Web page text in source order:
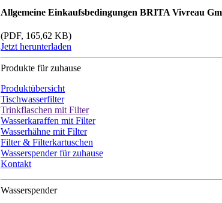
Allgemeine Einkaufsbedingungen BRITA Vivreau
(PDF, 165,62 KB)
Jetzt herunterladen
Produkte für zuhause
Produktübersicht
Tischwasserfilter
Trinkflaschen mit Filter
Wasserkaraffen mit Filter
Wasserhähne mit Filter
Filter & Filterkartuschen
Wasserspender für zuhause
Kontakt
Wasserspender